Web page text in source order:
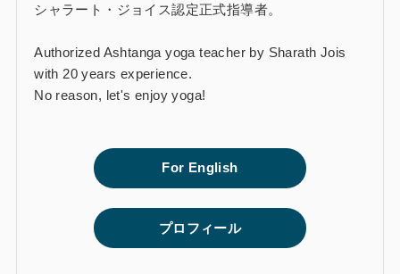
シャラート・ジョイス認定正式指導者。
Authorized Ashtanga yoga teacher by Sharath Jois
with 20 years experience.
No reason, let's enjoy yoga!
For English
プロフィール